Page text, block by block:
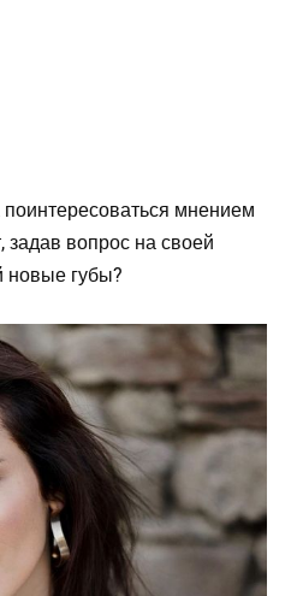
мнением
задав вопрос на своей
новые губы?